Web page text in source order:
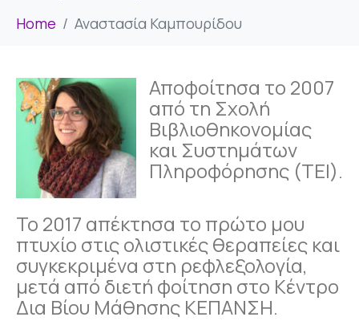
Home Αναστασία Καμπουρίδου
Αποφοίτησα το 2007
από τη Σχολή
Βιβλιοθηκονομίας
και Συστημάτων
Πληροφόρησης (ΤΕΙ).
Το 2017 απέκτησα το πρώτο μου
πτυχίο στις ολιστικές θεραπείες και
συγκεκριμένα στη ρεφλεξολογία,
μετά από διετή φοίτηση στο Κέντρο
Δια Βίου Μάθησης ΚΕΠΑΝΣΗ.